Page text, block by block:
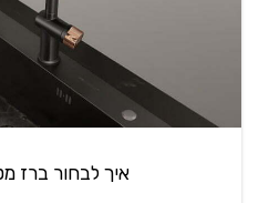
איך לבחור ברז